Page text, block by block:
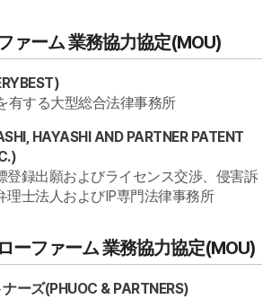
Daeryun 紹介
ァーム 業務協力協定(MOU)
)
有する大型総合法律事務所
HAYASHI AND PARTNER PATENT
)
登録出願およびライセンス交渉、侵害訴
理士法人およびIP専門法律事務所
ーファーム 業務協力協定(MOU)
ーズ(PHUOC & PARTNERS)